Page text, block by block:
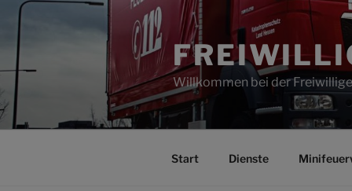
Zum
Inhalt
springen
Willkommen bei der
Start Dienste